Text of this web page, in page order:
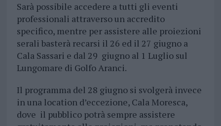
Sarà possibile accedere a tutti gli eventi
professionali attraverso un accredito
specifico, mentre per assistere alle proiezioni
serali basterà recarsi il 26 ed il 27 giugno a
Cala Sassari e dal 29 giugno al 1 Luglio sul
Lungomare di Golfo Aranci.
Il programma del 28 giugno si svolgerà invece
in una location d’eccezione, Cala Moresca,
dove il pubblico potrà sempre assistere